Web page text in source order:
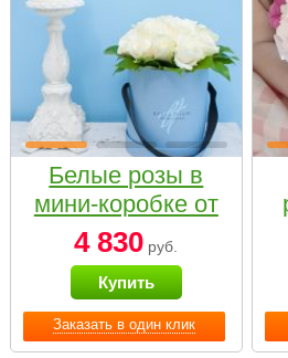
Заказать в один клик
Белые розы в
мини-коробке от
Bella Fiori
4 830 руб.
Купить